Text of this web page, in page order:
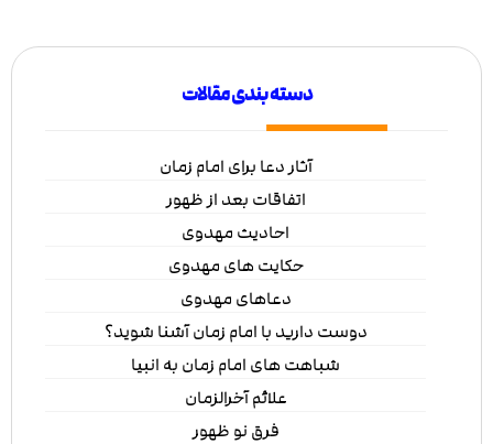
دسته بندی مقالات
آثار دعا برای امام زمان
اتفاقات بعد از ظهور
احادیث مهدوی
حکایت های مهدوی
دعاهای مهدوی
دوست دارید با امام زمان آشنا شوید؟
شباهت های امام زمان به انبیا
علائم آخرالزمان
فرق نو ظهور